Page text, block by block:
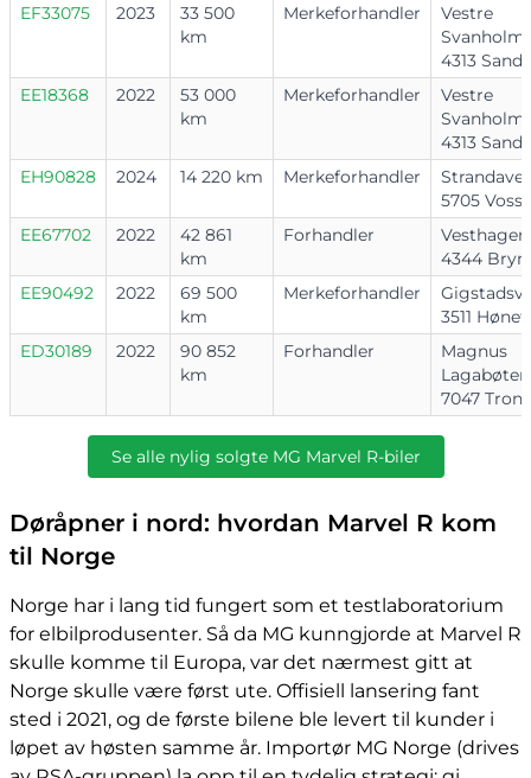
EF33075 2023
33 500
km
Merkeforhandler
Vestre
4313
EE18368
2022
53 000
km
Merkeforhandler
Vestre
4313
EH90828
2024 14 220 km Merkeforhandler
5705 Voss
EE67702
2022
42 861
km
Forhandler
Vesthagen
4344
EE90492
2022
69 500
km
Merkeforhandler
3511
ED30189
2022
90 852
km
Forhandler
Magnus
7047
Se alle nylig solgte MG Marvel R-biler
Døråpner i nord: hvordan Marvel R kom
til Norge
Norge har i lang tid fungert som et testlaboratorium
for elbilprodusenter. Så da MG kunngjorde at Marvel R
skulle komme til Europa, var det nærmest gitt at
Norge skulle være først ute. Offisiell lansering fant
sted i 2021, og de første bilene ble levert til kunder i
løpet av høsten samme år. Importør MG Norge (drives